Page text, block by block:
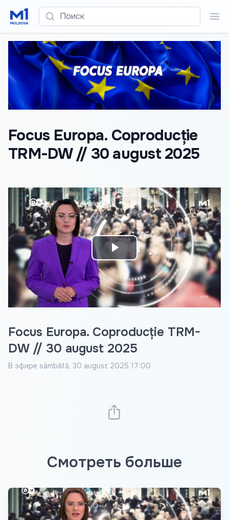
Поиск
Focus Europa. Coproducție
TRM-DW // 30 august 2025
Play
Video
Focus Europa. Coproducție TRM-
DW // 30 august 2025
В эфире sâmbătă, 30 august 2025 17:00
Смотреть больше